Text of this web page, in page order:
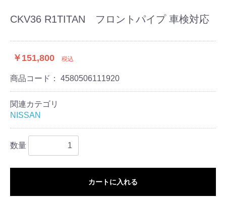
CKV36 R1TITAN フロントパイプ 車検対応
￥151,800 税込
商品コード： 4580506111920
関連カテゴリ
NISSAN
数量
カートに入れる